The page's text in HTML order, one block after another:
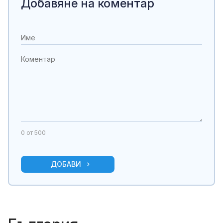
Добавяне на коментар
0 от 500
ДОБАВИ